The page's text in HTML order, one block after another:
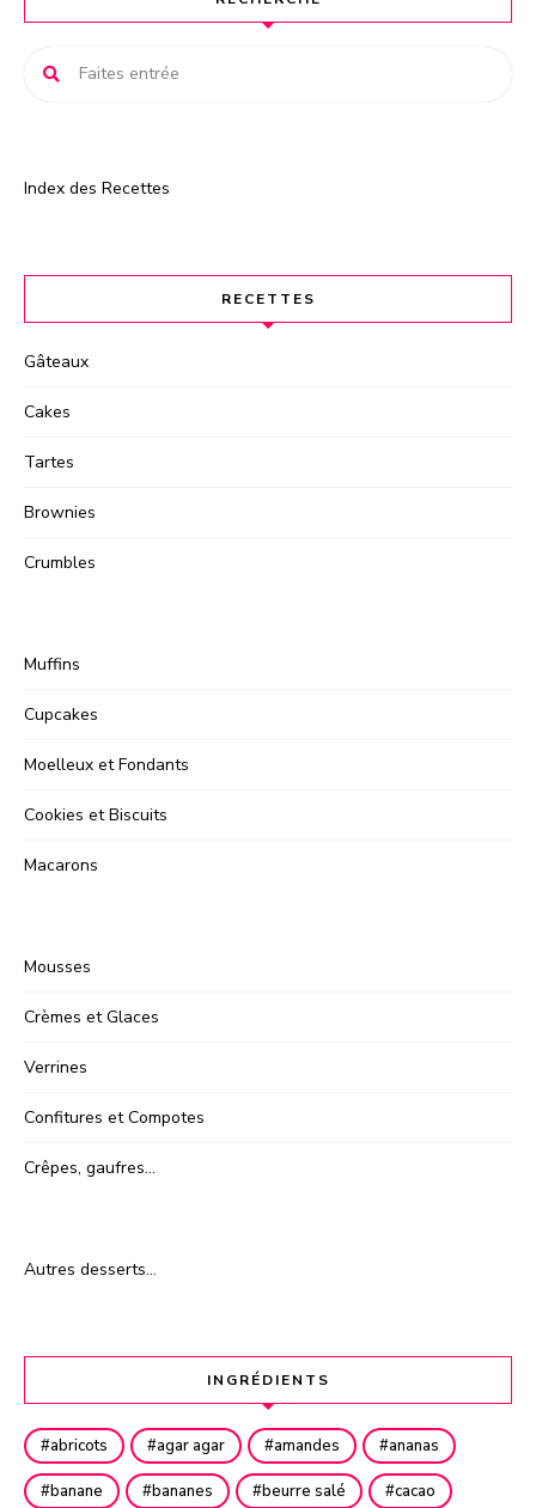
Index des Recettes
RECETTES
Gâteaux
Cakes
Tartes
Brownies
Crumbles
Muffins
Cupcakes
Moelleux et Fondants
Cookies et Biscuits
Macarons
Mousses
Crèmes et Glaces
Verrines
Confitures et Compotes
Crêpes, gaufres…
Autres desserts…
INGRÉDIENTS
abricots agar agar amandes ananas
banane bananes beurre salé cacao